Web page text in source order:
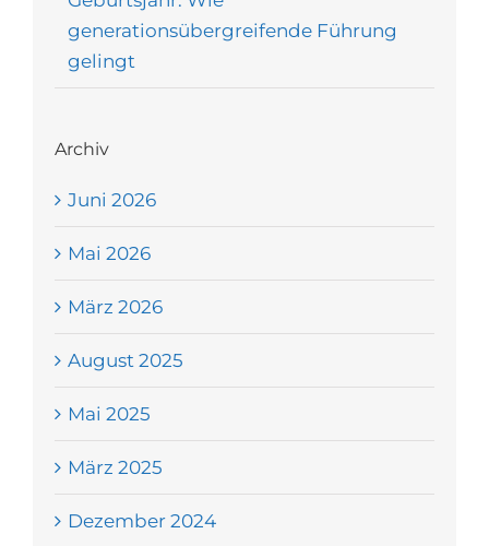
generationsübergreifende Führung
gelingt
Archiv
Juni 2026
Mai 2026
März 2026
August 2025
Mai 2025
März 2025
Dezember 2024